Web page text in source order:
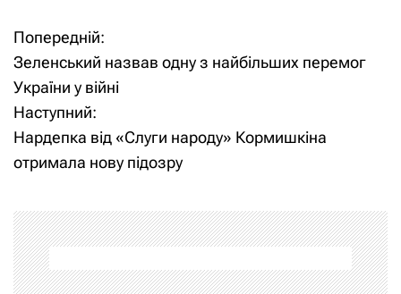
Н
а
в
і
а
ц
Попередній:
Зеленський назвав одну з найбільших перемог
України у війні
Наступний:
Нардепка від «Слуги народу» Кормишкіна
отримала нову підозру